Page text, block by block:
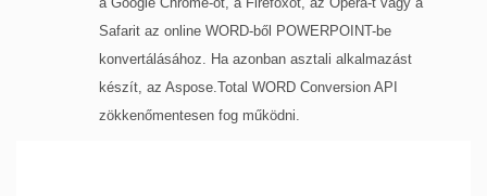
Safarit az online WORD-ből POWERPOINT-be
konvertálásához. Ha azonban asztali alkalmazást
készít, az Aspose.Total WORD Conversion API
zökkenőmentesen fog működni.